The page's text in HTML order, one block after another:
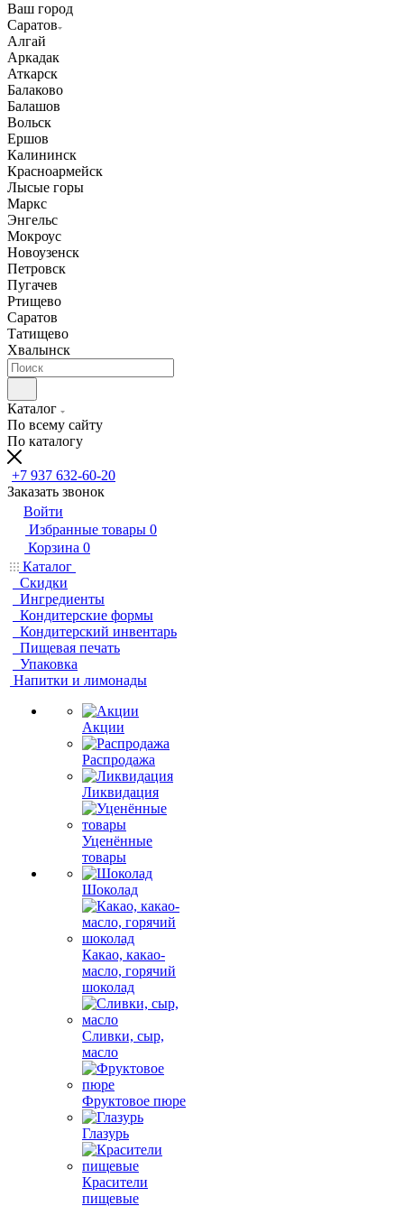
Ваш город
Саратов
Алгай
Аркадак
Аткарск
Балаково
Балашов
Вольск
Ершов
Калининск
Красноармейск
Лысые горы
Маркс
Энгельс
Мокроус
Новоузенск
Петровск
Пугачев
Ртищево
Саратов
Татищево
Хвалынск
Каталог
По всему сайту
По каталогу
+7 937 632-60-20
Заказать звонок
Войти
Избранные товары 0
Корзина 0
Каталог
Скидки
Ингредиенты
Кондитерские формы
Кондитерский инвентарь
Пищевая печать
Упаковка
Напитки и лимонады
Акции
Распродажа
Ликвидация
Уценённые
товары
Шоколад
Какао, какао-
масло, горячий
шоколад
Сливки, сыр,
масло
Фруктовое пюре
Глазурь
Красители
пищевые